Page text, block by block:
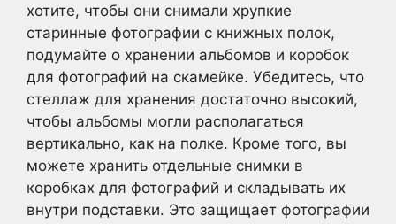
хотите, чтобы они снимали хрупкие
старинные фотографии с книжных полок,
подумайте о хранении альбомов и коробок
для фотографий на скамейке. Убедитесь, что
стеллаж для хранения достаточно высокий,
чтобы альбомы могли располагаться
вертикально, как на полке. Кроме того, вы
можете хранить отдельные снимки в
коробках для фотографий и складывать их
внутри подставки. Это защищает фотографии